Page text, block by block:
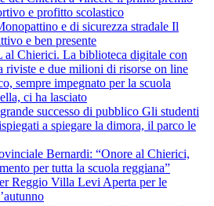
e profitto scolastico
e di sicurezza stradale Il
e ben presente
Chierici. La biblioteca digitale con
riviste e due milioni di risorse on line
sempre impegnato per la scuola
ci ha lasciato
successo di pubblico Gli studenti
a spiegare la dimora, il parco le
Bernardi: “Onore al Chierici,
per tutta la scuola reggiana”
Reggio Villa Levi Aperta per le